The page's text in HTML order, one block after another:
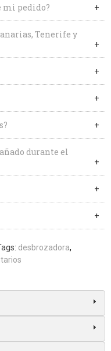
mi pedido?
Tenerife y
durante el
desbrozadora